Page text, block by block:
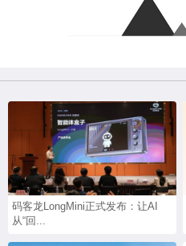
码客龙LongMini正式发布：让AI
从“回...